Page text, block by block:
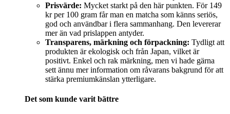
Prisvärde: Mycket starkt på den här punkten. För 149
kr per 100 gram får man en matcha som känns seriös,
god och användbar i flera sammanhang. Den levererar
mer än vad prislappen antyder.
Transparens, märkning och förpackning: Tydligt att
produkten är ekologisk och från Japan, vilket är
positivt. Enkel och rak märkning, men vi hade gärna
sett ännu mer information om råvarans bakgrund för att
stärka premiumkänslan ytterligare.
Det som kunde varit bättre